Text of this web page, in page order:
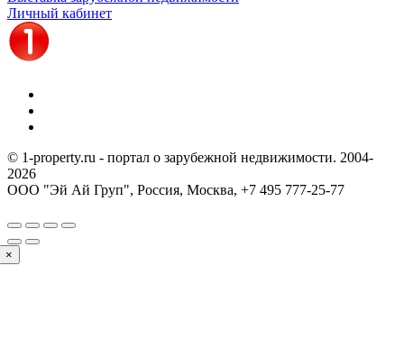
Личный кабинет
© 1-property.ru - портал о зарубежной недвижимости. 2004-
2026
ООО "Эй Ай Груп", Россия, Москва, +7 495 777-25-77
×